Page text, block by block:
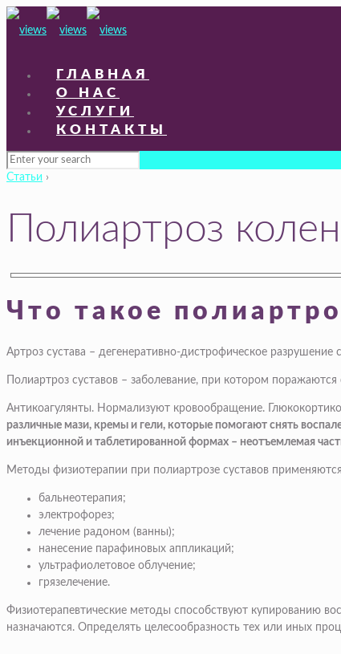
ГЛАВНАЯ
О НАС
УСЛУГИ
КОНТАКТЫ
Статьи ›
Полиартроз
Что такое
Артроз сустава – дегенеративно-дистрофическое
Полиартроз суставов – заболевание, при котором поражаются
Антикоагулянты. Нормализуют кровообращение.
различные мази, кремы и гели, которые помогают снять
инъекционной и таблетированной формах – неотъемлемая
Методы физиотерапии при полиартрозе суставов
бальнеотерапия;
электрофорез;
лечение радоном (ванны);
нанесение парафиновых аппликаций;
ультрафиолетовое облучение;
грязелечение.
Физиотерапевтические методы способствуют купированию
назначаются. Определять целесообразность тех или иных